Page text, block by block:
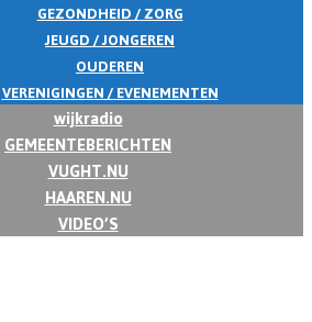
GEZONDHEID / ZORG
JEUGD / JONGEREN
OUDEREN
VERENIGINGEN / EVENEMENTEN
wijkradio
GEMEENTEBERICHTEN
VUGHT.NU
HAAREN.NU
VIDEO’S